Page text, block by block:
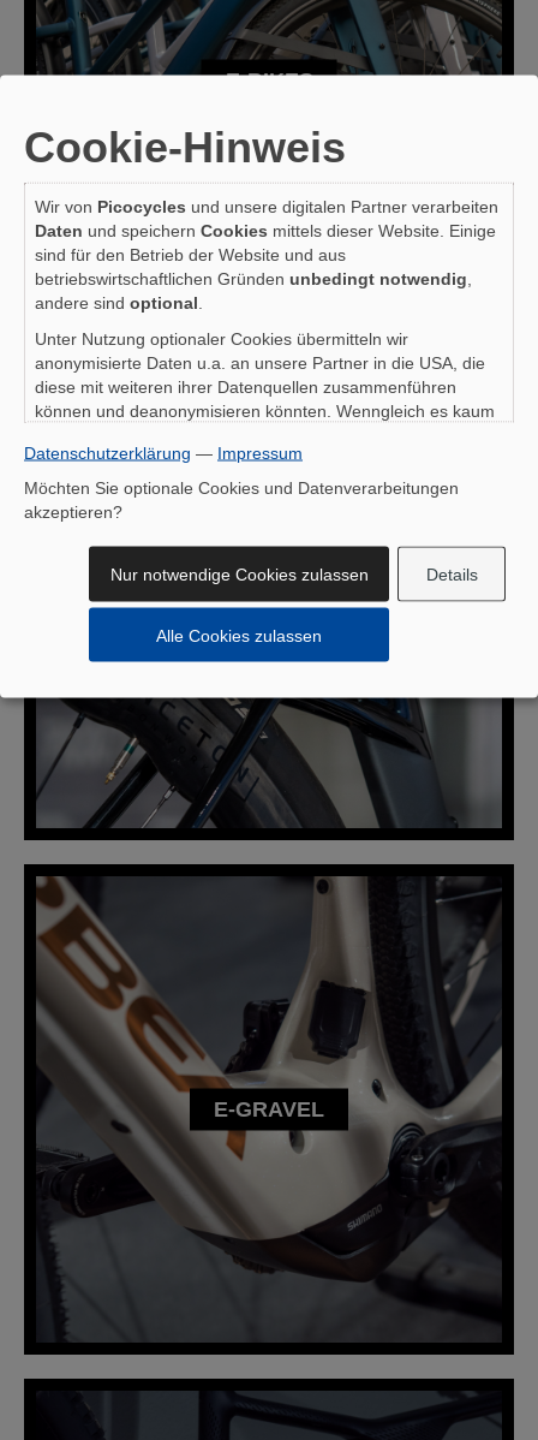
E-BIKES
E-GRAVEL
Cookie-Hinweis
Wir von Picocycles und unsere digitalen Partner verarbeiten
Daten und speichern Cookies mittels dieser Website. Einige
sind für den Betrieb der Website und aus
betriebswirtschaftlichen Gründen unbedingt notwendig
andere sind optional
Unter Nutzung optionaler Cookies übermitteln wir
anonymisierte Daten u.a. an unsere Partner in die USA, die
diese mit weiteren ihrer Datenquellen zusammenführen
können und deanonymisieren könnten. Wenngleich es kaum
Behörden), ist auch zu bedenken, dass Ihre Daten in den
USA nicht in der gleichen Weise geschützt sind wie bei uns in
der Europäischen Union.
Datenschutzerklärung — Impressum
Möchten Sie optionale Cookies und Datenverarbeitungen
akzeptieren?
Details
Nur notwendige Cookies zulassen
Alle Cookies zulassen